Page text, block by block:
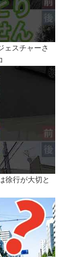
ェスチャーさ
徐行が大切と